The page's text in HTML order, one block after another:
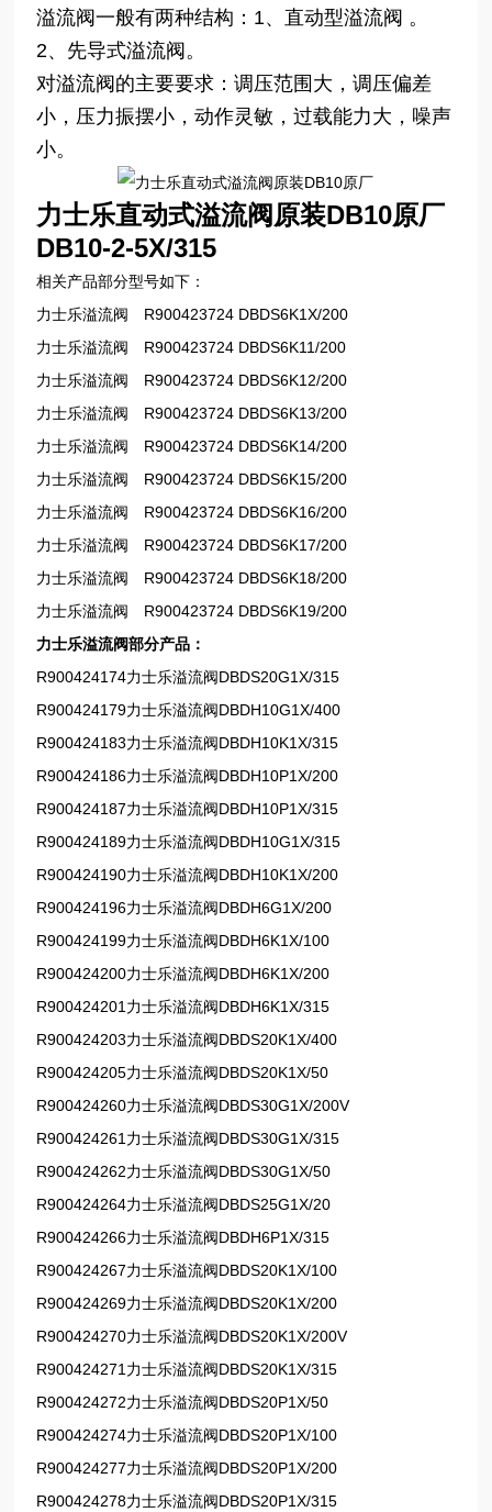
溢流阀一般有两种结构：1、直动型溢流阀 。
2、先导式溢流阀。
对溢流阀的主要要求：调压范围大，调压偏差
小，压力振摆小，动作灵敏，过载能力大，噪声
小。
力士乐直动式溢流阀原装DB10原厂
DB10-2-5X/315
相关产品部分型号如下：
力士乐溢流阀 R900423724 DBDS6K1X/200
力士乐溢流阀 R900423724 DBDS6K11/200
力士乐溢流阀 R900423724 DBDS6K12/200
力士乐溢流阀 R900423724 DBDS6K13/200
力士乐溢流阀 R900423724 DBDS6K14/200
力士乐溢流阀 R900423724 DBDS6K15/200
力士乐溢流阀 R900423724 DBDS6K16/200
力士乐溢流阀 R900423724 DBDS6K17/200
力士乐溢流阀 R900423724 DBDS6K18/200
力士乐溢流阀 R900423724 DBDS6K19/200
力士乐溢流阀部分产品：
R900424174力士乐溢流阀DBDS20G1X/315
R900424179力士乐溢流阀DBDH10G1X/400
R900424183力士乐溢流阀DBDH10K1X/315
R900424186力士乐溢流阀DBDH10P1X/200
R900424187力士乐溢流阀DBDH10P1X/315
R900424189力士乐溢流阀DBDH10G1X/315
R900424190力士乐溢流阀DBDH10K1X/200
R900424196力士乐溢流阀DBDH6G1X/200
R900424199力士乐溢流阀DBDH6K1X/100
R900424200力士乐溢流阀DBDH6K1X/200
R900424201力士乐溢流阀DBDH6K1X/315
R900424203力士乐溢流阀DBDS20K1X/400
R900424205力士乐溢流阀DBDS20K1X/50
R900424260力士乐溢流阀DBDS30G1X/200V
R900424261力士乐溢流阀DBDS30G1X/315
R900424262力士乐溢流阀DBDS30G1X/50
R900424264力士乐溢流阀DBDS25G1X/20
R900424266力士乐溢流阀DBDH6P1X/315
R900424267力士乐溢流阀DBDS20K1X/100
R900424269力士乐溢流阀DBDS20K1X/200
R900424270力士乐溢流阀DBDS20K1X/200V
R900424271力士乐溢流阀DBDS20K1X/315
R900424272力士乐溢流阀DBDS20P1X/50
R900424274力士乐溢流阀DBDS20P1X/100
R900424277力士乐溢流阀DBDS20P1X/200
R900424278力士乐溢流阀DBDS20P1X/315